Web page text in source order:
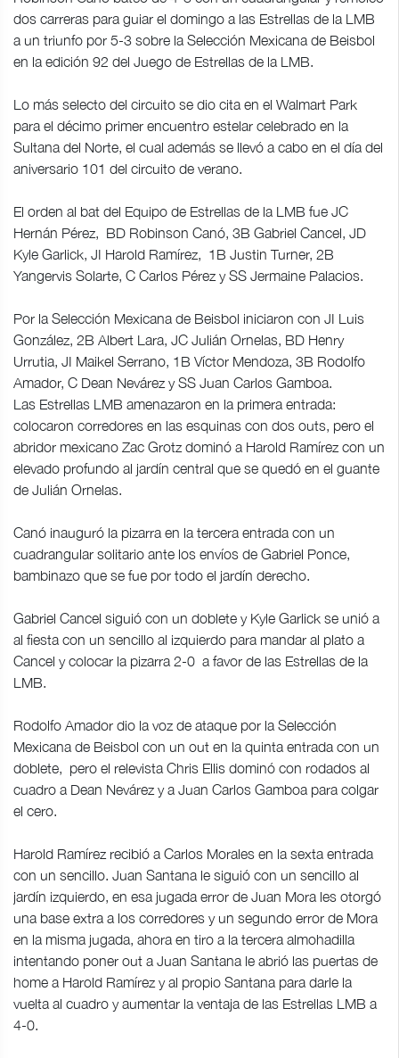
dos carreras para guiar el domingo a las Estrellas de la LMB
a un triunfo por 5-3 sobre la Selección Mexicana de Beisbol
en la edición 92 del Juego de Estrellas de la LMB.
Lo más selecto del circuito se dio cita en el Walmart Park
para el décimo primer encuentro estelar celebrado en la
Sultana del Norte, el cual además se llevó a cabo en el día del
aniversario 101 del circuito de verano.
El orden al bat del Equipo de Estrellas de la LMB fue JC
Hernán Pérez, BD Robinson Canó, 3B Gabriel Cancel, JD
Kyle Garlick, JI Harold Ramírez, 1B Justin Turner, 2B
Yangervis Solarte, C Carlos Pérez y SS Jermaine Palacios.
Por la Selección Mexicana de Beisbol iniciaron con JI Luis
González, 2B Albert Lara, JC Julián Ornelas, BD Henry
Urrutia, JI Maikel Serrano, 1B Víctor Mendoza, 3B Rodolfo
Amador, C Dean Nevárez y SS Juan Carlos Gamboa.
Las Estrellas LMB amenazaron en la primera entrada:
colocaron corredores en las esquinas con dos outs, pero el
abridor mexicano Zac Grotz dominó a Harold Ramírez con un
elevado profundo al jardín central que se quedó en el guante
de Julián Ornelas.
Canó inauguró la pizarra en la tercera entrada con un
cuadrangular solitario ante los envíos de Gabriel Ponce,
bambinazo que se fue por todo el jardín derecho.
Gabriel Cancel siguió con un doblete y Kyle Garlick se unió a
al fiesta con un sencillo al izquierdo para mandar al plato a
Cancel y colocar la pizarra 2-0 a favor de las Estrellas de la
LMB.
Rodolfo Amador dio la voz de ataque por la Selección
Mexicana de Beisbol con un out en la quinta entrada con un
doblete, pero el relevista Chris Ellis dominó con rodados al
cuadro a Dean Nevárez y a Juan Carlos Gamboa para colgar
el cero.
Harold Ramírez recibió a Carlos Morales en la sexta entrada
con un sencillo. Juan Santana le siguió con un sencillo al
jardín izquierdo, en esa jugada error de Juan Mora les otorgó
una base extra a los corredores y un segundo error de Mora
en la misma jugada, ahora en tiro a la tercera almohadilla
intentando poner out a Juan Santana le abrió las puertas de
home a Harold Ramírez y al propio Santana para darle la
vuelta al cuadro y aumentar la ventaja de las Estrellas LMB a
4-0.